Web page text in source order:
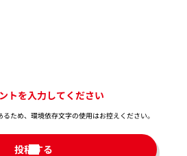
トを入力してください
ため、環境依存文字の使用はお控えください。​
投稿する